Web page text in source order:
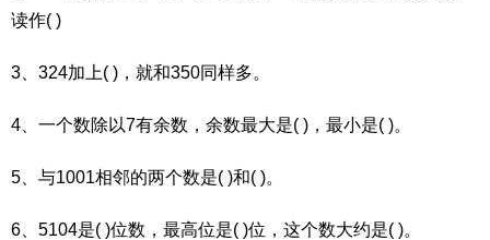
读作( )
3、324加上( )，就和350同样多。
4、一个数除以7有余数，余数最大是( )，最小是( )。
5、与1001相邻的两个数是( )和( )。
6、5104是( )位数，最高位是( )位，这个数大约是( )。